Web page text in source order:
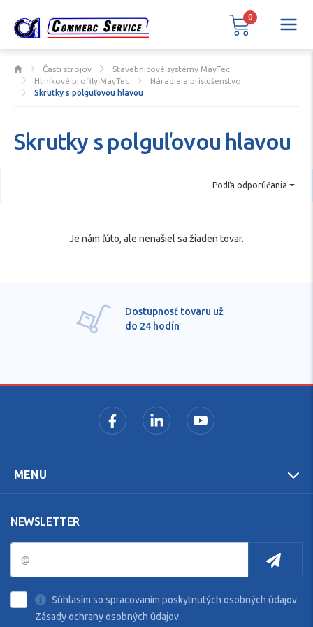
Časti strojov
Stavebnicové systémy MayTec
Hliníkové profily MayTec
Náradie a príslušenstvo
Skrutky s polguľovou hlavou
Skrutky s polguľovou hlavou
Podľa odporúčania
Je nám ľúto, ale nenašiel sa žiaden tovar.
Dostupnosť tovaru už
do 24 hodín
MENU
NEWSLETTER
Súhlasím so spracovaním poskytnutých osobných údajov.
Zásady ochrany osobných údajov.
0